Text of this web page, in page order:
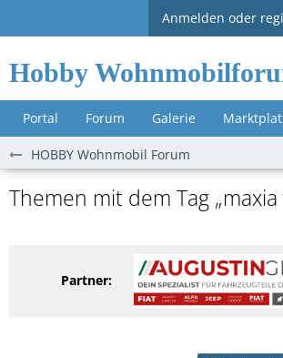
Anmelden oder
Hobby
Portal Forum Galerie
HOBBY Wohnmobil Forum
Themen mit dem Tag „maxia
Partner: